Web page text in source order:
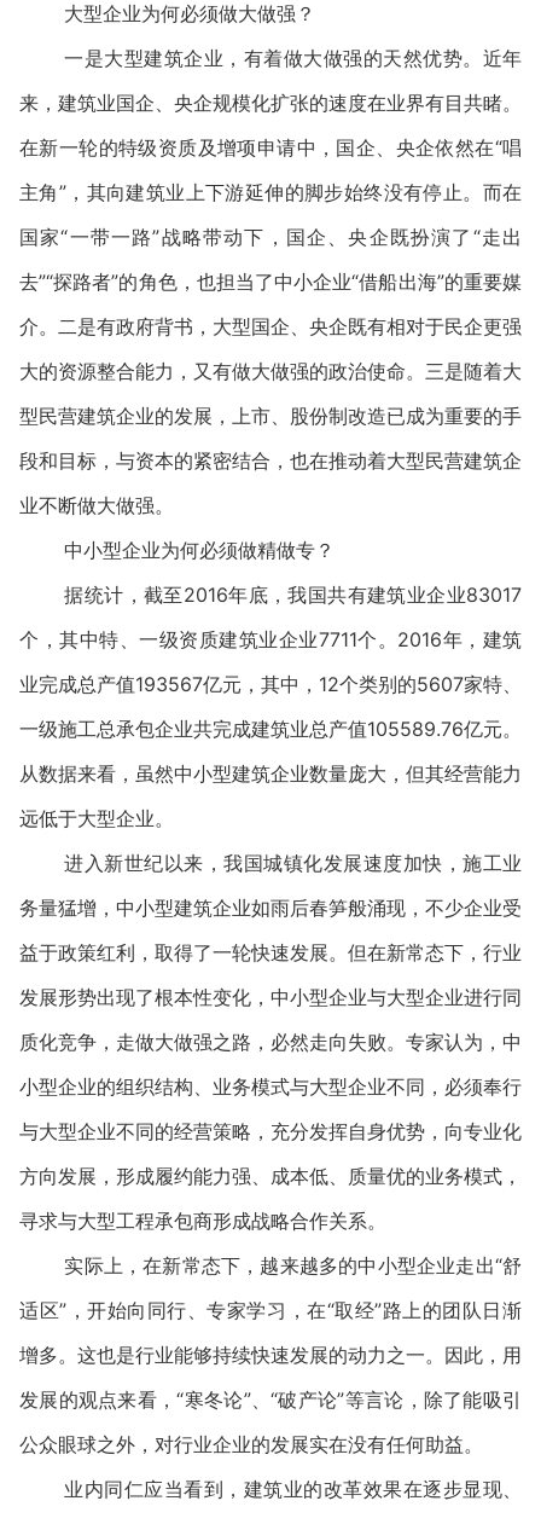
大型企业为何必须做大做强？
一是大型建筑企业，有着做大做强的天然优势。近年
来，建筑业国企、央企规模化扩张的速度在业界有目共睹。
在新一轮的特级资质及增项申请中，国企、央企依然在“唱
主角”，其向建筑业上下游延伸的脚步始终没有停止。而在
国家“一带一路”战略带动下，国企、央企既扮演了“走出
去”“探路者”的角色，也担当了中小企业“借船出海”的重要媒
介。二是有政府背书，大型国企、央企既有相对于民企更强
大的资源整合能力，又有做大做强的政治使命。三是随着大
型民营建筑企业的发展，上市、股份制改造已成为重要的手
段和目标，与资本的紧密结合，也在推动着大型民营建筑企
业不断做大做强。
中小型企业为何必须做精做专？
据统计，截至2016年底，我国共有建筑业企业83017
个，其中特、一级资质建筑业企业7711个。2016年，建筑
业完成总产值193567亿元，其中，12个类别的5607家特、
一级施工总承包企业共完成建筑业总产值105589.76亿元。
从数据来看，虽然中小型建筑企业数量庞大，但其经营能力
远低于大型企业。
进入新世纪以来，我国城镇化发展速度加快，施工业
务量猛增，中小型建筑企业如雨后春笋般涌现，不少企业受
益于政策红利，取得了一轮快速发展。但在新常态下，行业
发展形势出现了根本性变化，中小型企业与大型企业进行同
质化竞争，走做大做强之路，必然走向失败。专家认为，中
小型企业的组织结构、业务模式与大型企业不同，必须奉行
与大型企业不同的经营策略，充分发挥自身优势，向专业化
方向发展，形成履约能力强、成本低、质量优的业务模式，
寻求与大型工程承包商形成战略合作关系。
实际上，在新常态下，越来越多的中小型企业走出“舒
适区”，开始向同行、专家学习，在“取经”路上的团队日渐
增多。这也是行业能够持续快速发展的动力之一。因此，用
发展的观点来看，“寒冬论”、“破产论”等言论，除了能吸引
公众眼球之外，对行业企业的发展实在没有任何助益。
业内同仁应当看到，建筑业的改革效果在逐步显现、